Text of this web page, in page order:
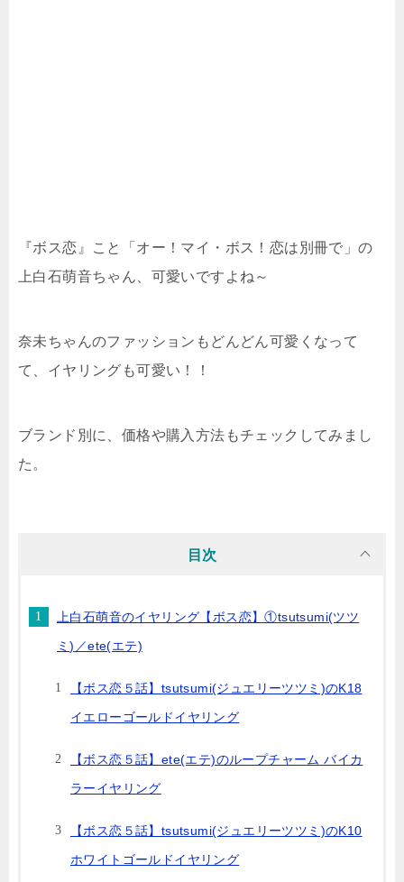
『ボス恋』こと「オー！マイ・ボス！恋は別冊で」の
上白石萌音ちゃん、可愛いですよね～
奈未ちゃんのファッションもどんどん可愛くなって
て、イヤリングも可愛い！！
ブランド別に、価格や購入方法もチェックしてみまし
た。
目次
上白石萌音のイヤリング【ボス恋】①tsutsumi(ツツ
ミ)／ete(エテ)
【ボス恋５話】tsutsumi(ジュエリーツツミ)のK18
イエローゴールドイヤリング
【ボス恋５話】ete(エテ)のループチャーム バイカ
ラーイヤリング
【ボス恋５話】tsutsumi(ジュエリーツツミ)のK10
ホワイトゴールドイヤリング